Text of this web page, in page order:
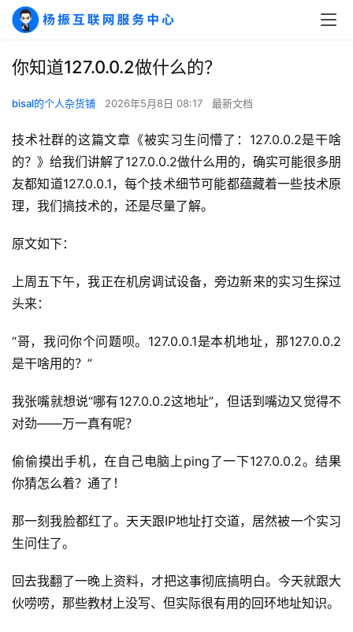
你知道127.0.0.2做什么的？
bisal的个人杂货铺 2026年5月8日 08:17 最新文档
技术社群的这篇文章《被实习生问懵了：127.0.0.2是干啥
的？》给我们讲解了127.0.0.2做什么用的，确实可能很多朋
友都知道127.0.0.1，每个技术细节可能都蕴藏着一些技术原
理，我们搞技术的，还是尽量了解。
原文如下：
上周五下午，我正在机房调试设备，旁边新来的实习生探过
头来：
“哥，我问你个问题呗。127.0.0.1是本机地址，那127.0.0.2
是干啥用的？”
我张嘴就想说“哪有127.0.0.2这地址”，但话到嘴边又觉得不
对劲——万一真有呢？
偷偷摸出手机，在自己电脑上ping了一下127.0.0.2。结果
你猜怎么着？通了！
那一刻我脸都红了。天天跟IP地址打交道，居然被一个实习
生问住了。
回去我翻了一晚上资料，才把这事彻底搞明白。今天就跟大
伙唠唠，那些教材上没写、但实际很有用的回环地址知识。